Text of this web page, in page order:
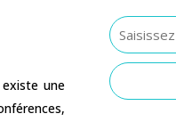
existe une